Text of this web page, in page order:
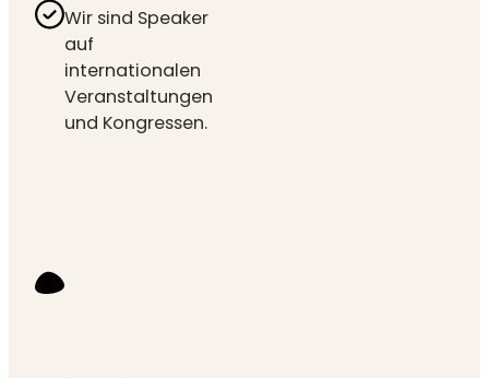
Wir sind Speaker
auf
internationalen
Veranstaltungen
und Kongressen.